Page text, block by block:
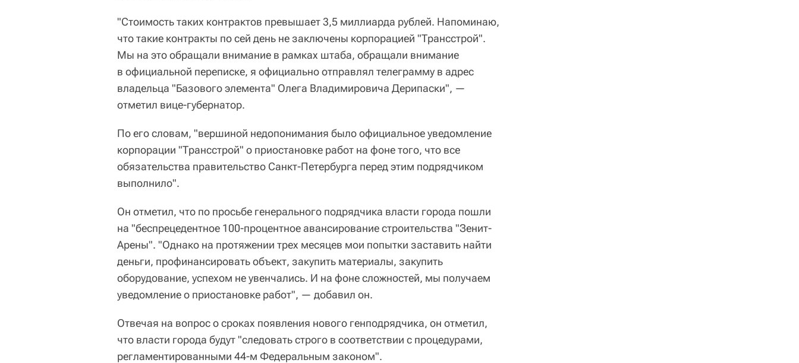
"Стоимость таких контрактов превышает 3,5 миллиарда рублей. Напоминаю,
что такие контракты по сей день не заключены корпорацией "Трансстрой".
Мы на это обращали внимание в рамках штаба, обращали внимание
в официальной переписке, я официально отправлял телеграмму в адрес
владельца "Базового элемента" Олега Владимировича Дерипаски", —
отметил вице-губернатор.
По его словам, "вершиной недопонимания было официальное уведомление
корпорации "Трансстрой" о приостановке работ на фоне того, что все
обязательства правительство Санкт-Петербурга перед этим подрядчиком
выполнило".
Он отметил, что по просьбе генерального подрядчика власти города пошли
на "беспрецедентное 100-процентное авансирование строительства "Зенит-
Арены". "Однако на протяжении трех месяцев мои попытки заставить найти
деньги, профинансировать объект, закупить материалы, закупить
оборудование, успехом не увенчались. И на фоне сложностей, мы получаем
уведомление о приостановке работ", — добавил он.
Отвечая на вопрос о сроках появления нового генподрядчика, он отметил,
что власти города будут "следовать строго в соответствии с процедурами,
регламентированными 44-м Федеральным законом".